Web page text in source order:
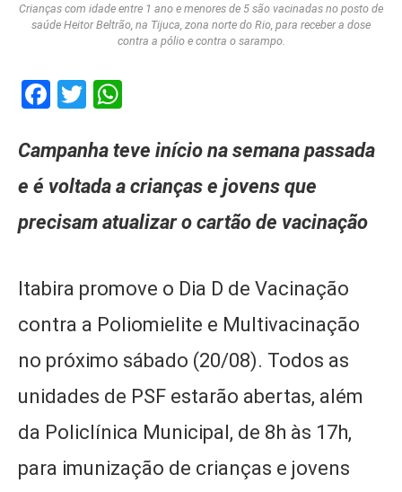
Crianças com idade entre 1 ano e menores de 5 são vacinadas no posto de
saúde Heitor Beltrão, na Tijuca, zona norte do Rio, para receber a dose
contra a pólio e contra o sarampo.
Facebook
Twitter
Campanha teve início na semana passada
e é voltada a crianças e jovens que
precisam atualizar o cartão de vacinação
Itabira promove o Dia D de Vacinação
contra a Poliomielite e Multivacinação
no próximo sábado (20/08). Todos as
unidades de PSF estarão abertas, além
da Policlínica Municipal, de 8h às 17h,
para imunização de crianças e jovens